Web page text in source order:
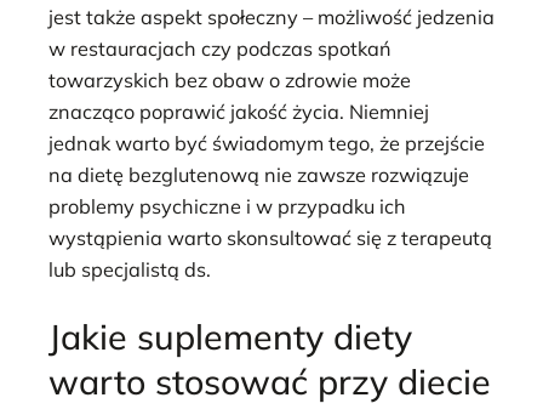
jest także aspekt społeczny – możliwość jedzenia
w restauracjach czy podczas spotkań
towarzyskich bez obaw o zdrowie może
znacząco poprawić jakość życia. Niemniej
jednak warto być świadomym tego, że przejście
na dietę bezglutenową nie zawsze rozwiązuje
problemy psychiczne i w przypadku ich
wystąpienia warto skonsultować się z terapeutą
lub specjalistą ds.
Jakie suplementy diety
warto stosować przy diecie